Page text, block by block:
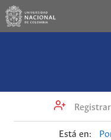
Está en: